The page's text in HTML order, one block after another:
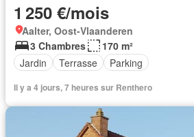
1 250 €/mois
Aalter, Oost-Vlaanderen
3 Chambres
170 m²
Jardin
Terrasse Parking
Il y a 4 jours, 7 heures sur Renthero